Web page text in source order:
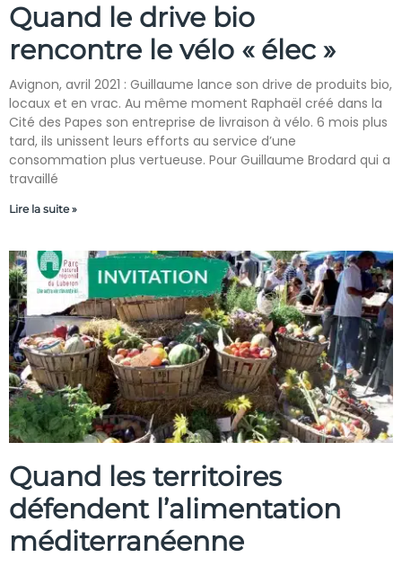
Quand le drive bio
rencontre le vélo « élec »
Avignon, avril 2021 : Guillaume lance son drive de produits bio,
locaux et en vrac. Au même moment Raphaël créé dans la
Cité des Papes son entreprise de livraison à vélo. 6 mois plus
tard, ils unissent leurs efforts au service d’une
consommation plus vertueuse. Pour Guillaume Brodard qui a
travaillé
Lire la suite »
Quand les territoires
défendent l’alimentation
méditerranéenne